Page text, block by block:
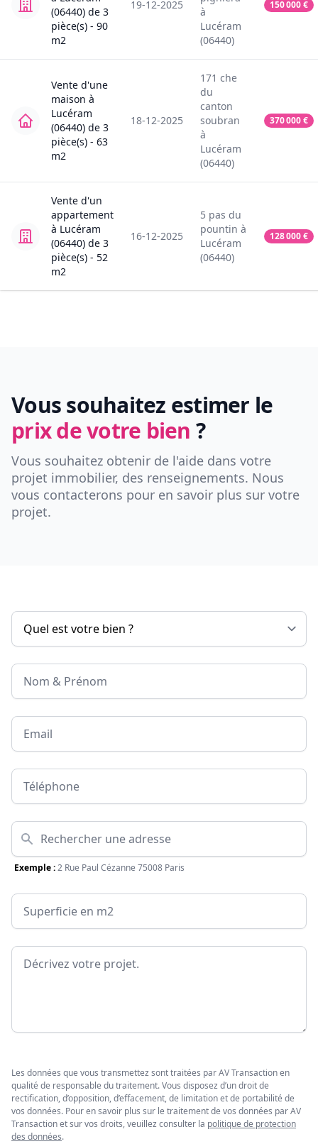
(06440) de 3
pièce(s) - 90
m2
19-12-2025
à
Lucéram
(06440)
150 000€
Vente d'une
maison à
Lucéram
(06440) de 3
pièce(s) - 63
m2
18-12-2025
171 che
du
canton
soubran
à
Lucéram
(06440)
370 000€
Vente d'un
appartement
à Lucéram
(06440) de 3
pièce(s) - 52
m2
16-12-2025
5 pas du
pountin à
Lucéram
(06440)
128 000€
Vous souhaitez estimer le
prix de votre bien ?
Vous souhaitez obtenir de l'aide dans votre
projet immobilier, des renseignements. Nous
vous contacterons pour en savoir plus sur votre
projet.
Nom & Prénom
Email
Téléphone
Adresse
Exemple :2 Rue Paul Cézanne 75008 Paris
Surface
Message
Les données que vous transmettez sont traitées par AV Transaction en
qualité de responsable du traitement. Vous disposez d’un droit de
rectification, d’opposition, d’effacement, de limitation et de portabilité de
vos données. Pour en savoir plus sur le traitement de vos données par AV
Transaction et sur vos droits, veuillez consulter la politique de protection
des données.